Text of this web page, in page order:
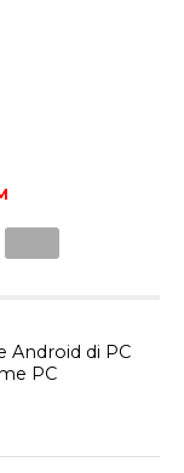
Android di PC
PC